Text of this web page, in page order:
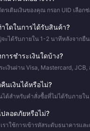
รเติมเงินของคุณ กรอก UID เลือ
ใดในการได้รับสินค้า?
ะได้รับภายใน 1-2 นาทีหลังจากยื
ารชำระเงินใดบ้าง?
ะเงินผ่าน Visa, Mastercard,
นเงินได้หรือไม่?
ได้สำหรับคำสั่งซื้อที่ไม่ได้รับภายใ
ลอดภัยหรือไม่?
าใช้การเข้ารหัสระดับธนาคารแ